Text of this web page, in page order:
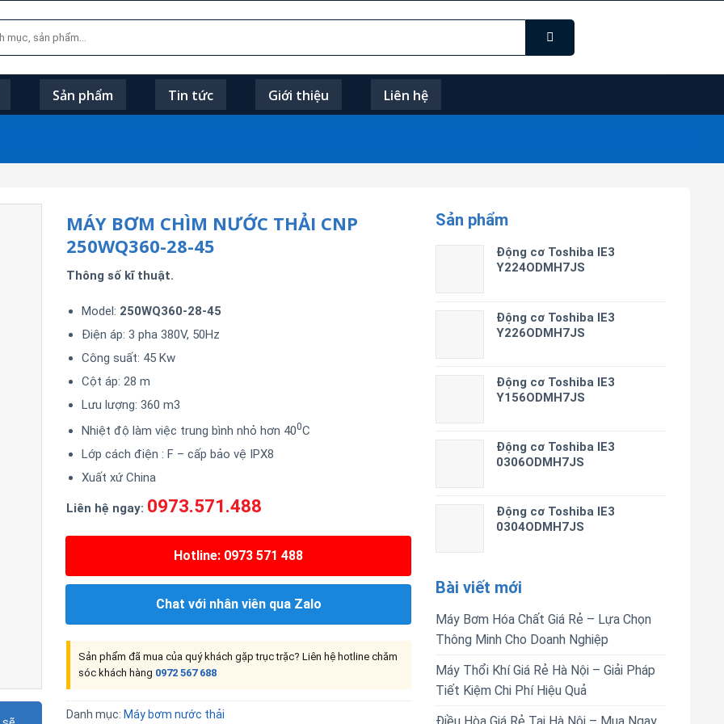
Sản phẩm Tin tức Giới thiệu Liên hệ
Sản phẩm
Động cơ Toshiba IE3
Y224ODMH7JS
Động cơ Toshiba IE3
Y226ODMH7JS
Động cơ Toshiba IE3
Y156ODMH7JS
Động cơ Toshiba IE3
0306ODMH7JS
Động cơ Toshiba IE3
0304ODMH7JS
Bài viết mới
Máy Bơm Hóa Chất Giá Rẻ – Lựa Chọn
Thông Minh Cho Doanh Nghiệp
Máy Thổi Khí Giá Rẻ Hà Nội – Giải Pháp
Tiết Kiệm Chi Phí Hiệu Quả
MÁY BƠM CHÌM NƯỚC THẢI CNP
250WQ360-28-45
Thông số kĩ thuật.
Model: 250WQ360-28-45
Điện áp: 3 pha 380V, 50Hz
Công suất: 45 Kw
Cột áp: 28 m
Lưu lượng: 360 m3
Nhiệt độ làm việc trung bình nhỏ hơn 400C
Lớp cách điện : F – cấp bảo vệ IPX8
Xuất xứ China
Liên hệ ngay: 0973.571.488
Hotline: 0973 571 488
Chat với nhân viên qua Zalo
Sản phẩm đã mua của quý khách gặp trục trặc? Liên hệ hotline chăm
sóc khách hàng 0972 567 688
Danh mục: Máy bơm nước thải